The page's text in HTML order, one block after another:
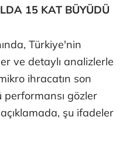
15 KAT BÜYÜDÜ
Türkiye'nin
ve detaylı analizlerle
ihracatın son
gözler
şu ifadeler